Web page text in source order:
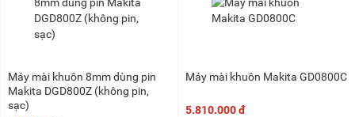
Máy mài khuôn 8mm dùng pin
Makita DGD800Z (không pin,
sạc)
Máy mài khuôn Makita GD0800C
5.810.000 đ